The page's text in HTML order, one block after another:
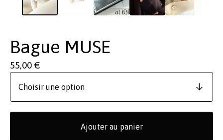
Bague MUSE
55,00 €
Ajouter au panier